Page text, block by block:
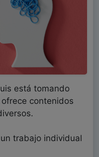
está tomando
contenidos
trabajo individual